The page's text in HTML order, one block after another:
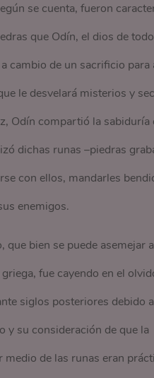
se cuenta, fueron
que Odín, el dios de
cambio de un sacrificio para
le desvelará misterios y
Odín compartió la sabiduría
dichas runas –piedras
con ellos, mandarles
enemigos.
que bien se puede asemejar
fue cayendo en el
siglos posteriores debido
y su consideración de que la
medio de las runas eran